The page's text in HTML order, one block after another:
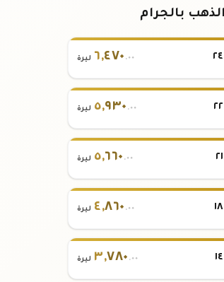
بالجرام
٦,٤٧٠ .٠٠ ليرة
٥,٩٣٠ .٠٠ ليرة
٥,٦٦٠ .٠٠ ليرة
٤,٨٦٠ .٠٠ ليرة
٣,٧٨٠ .٠٠ ليرة